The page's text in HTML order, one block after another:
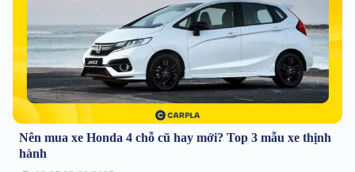
Nên mua xe Honda 4 chỗ cũ hay mới? Top 3 mẫu xe thịnh
hành